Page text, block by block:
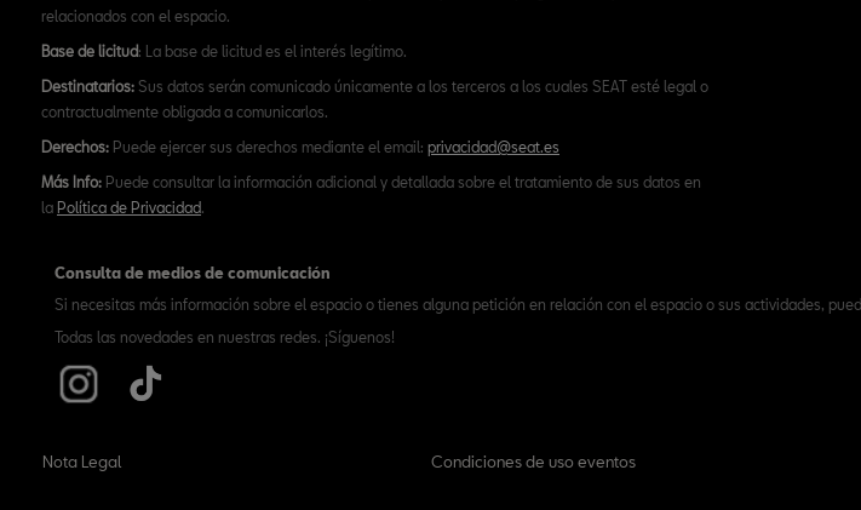
relacionados con el espacio.
Base de licitud: La base de licitud es el interés legítimo.
Destinatarios: Sus datos serán comunicado únicamente a los terceros a los cuales SEAT esté legal o
contractualmente obligada a comunicarlos.
Derechos: Puede ejercer sus derechos mediante el email: privacidad@seat.es
Más Info: Puede consultar la información adicional y detallada sobre el tratamiento de sus datos en
la Política de Privacidad.
Consulta de medios de comunicación
Si necesitas más información sobre el espacio o tienes alguna petición en relación con el espacio o sus actividades,
Todas las novedades en nuestras redes. ¡Síguenos!
Nota Legal Condiciones de uso eventos